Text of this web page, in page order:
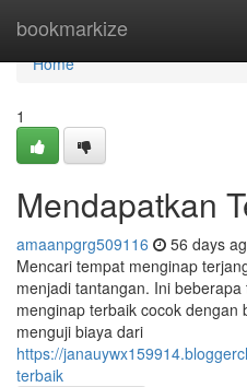
bookmarkize
Home
Home
1
Mendapatkan
amaanpgrg509116 56 days
Mencari tempat menginap
menjadi tantangan. Ini
menginap terbaik cocok dengan
menguji biaya dari
https://
terbaik